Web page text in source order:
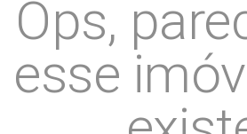
Ops,
esse